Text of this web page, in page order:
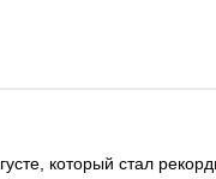
который стал